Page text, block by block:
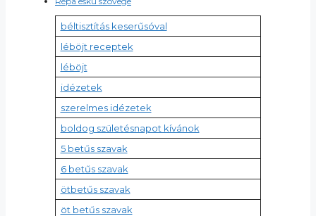
béltisztítás keserűsóval
léböjt receptek
léböjt
idézetek
szerelmes idézetek
boldog születésnapot kívánok
5 betűs szavak
6 betűs szavak
ötbetűs szavak
öt betűs szavak